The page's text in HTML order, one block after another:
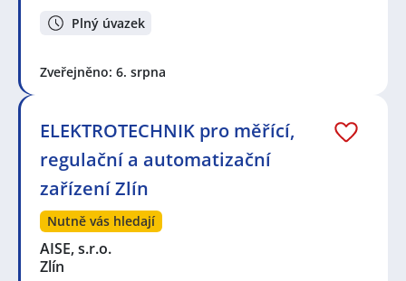
Plný úvazek
Zveřejněno: 6. srpna
ELEKTROTECHNIK pro měřící,
regulační a automatizační
zařízení Zlín
Nutně vás hledají
AISE, s.r.o.
Zlín